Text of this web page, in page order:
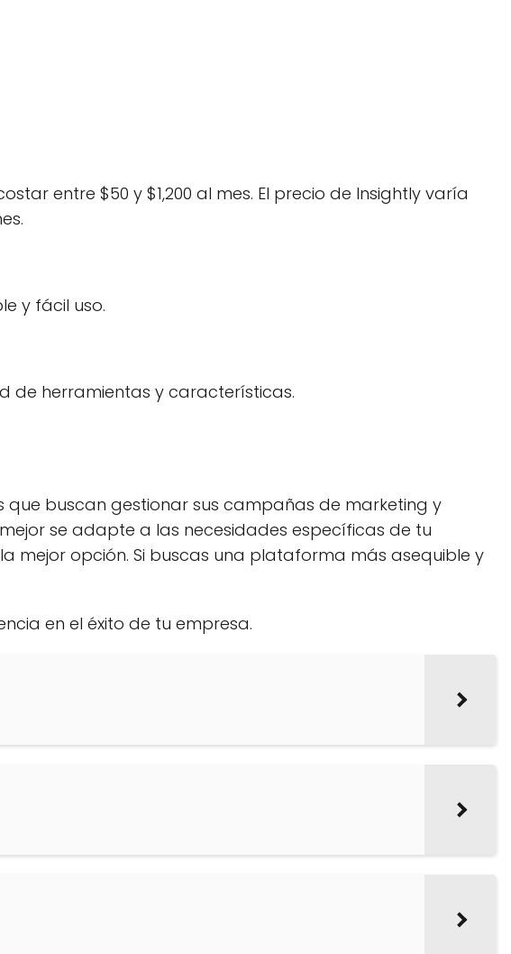
entre $50 y $1,200 al mes. El precio de Insightly varía
y fácil uso.
de herramientas y características.
que buscan gestionar sus campañas de marketing y
se adapte a las necesidades específicas de tu
mejor opción. Si buscas una plataforma más asequible y
en el éxito de tu empresa.